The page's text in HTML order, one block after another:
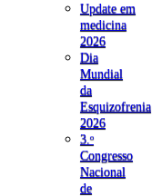
Update em
medicina
2026
Dia
Mundial
da
Esquizofrenia
2026
3.ᵒ
Congresso
Nacional
de